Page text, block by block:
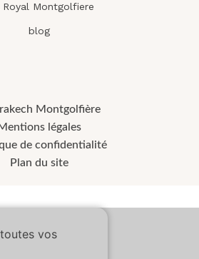
Royal Montgolfiere
blog
Montgolfière
Mentions légales
de confidentialité
Plan du site
vos